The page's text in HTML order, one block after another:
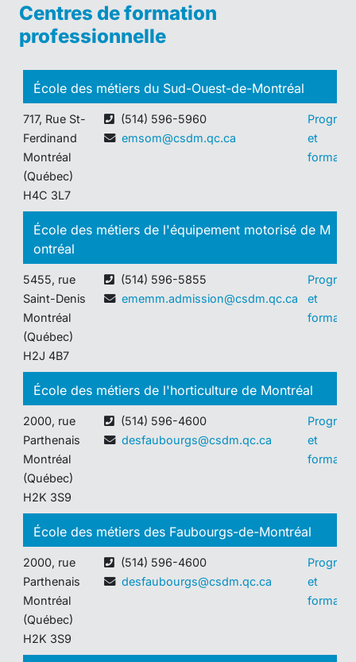
Centres de formation
professionnelle
École des métiers du Sud-Ouest-de-Montréal
717, Rue St-
Ferdinand
Montréal
(Québec)
H4C 3L7
(514) 596-5960
emsom@csdm.qc.ca
et
École des métiers de l'équipement motorisé de M
ontréal
5455, rue
Saint-Denis
Montréal
(Québec)
H2J 4B7
(514) 596-5855
ememm.admission@csdm.qc.ca
et
École des métiers de l'horticulture de Montréal
2000, rue
Parthenais
Montréal
(Québec)
H2K 3S9
(514) 596-4600
desfaubourgs@csdm.qc.ca
et
École des métiers des Faubourgs-de-Montréal
2000, rue
Parthenais
Montréal
(Québec)
H2K 3S9
(514) 596-4600
desfaubourgs@csdm.qc.ca
et